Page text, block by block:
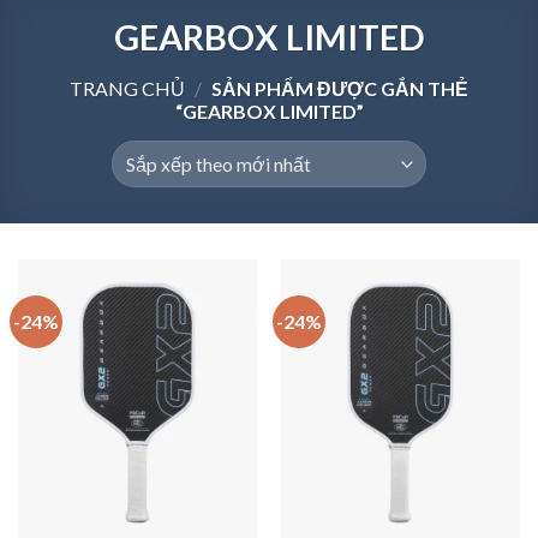
GEARBOX LIMITED
TRANG CHỦ / SẢN PHẨM ĐƯỢC GẮN THẺ
“GEARBOX LIMITED”
-24% -24%